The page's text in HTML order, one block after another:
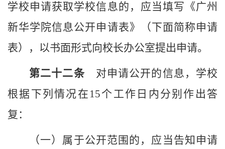
学校申请获取学校信息的，应当填写《广州
新华学院信息公开申请表》（下面简称申请
表），以书面形式向校长办公室提出申请。
第二十二条对申请公开的信息， 学校
根据下列情况在 15个工作日内分别作出答
复：
（一）属于公开范围的，应当告知申请